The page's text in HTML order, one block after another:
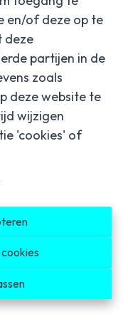
en/of deze op te
deze
partijen in de
zoals
deze website te
wijzigen
'cookies' of